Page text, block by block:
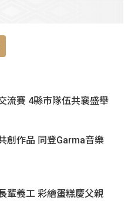
流賽 4縣市隊伍共襄盛舉
創作品 同登Garma音樂
輩義工 彩繪蛋糕慶父親